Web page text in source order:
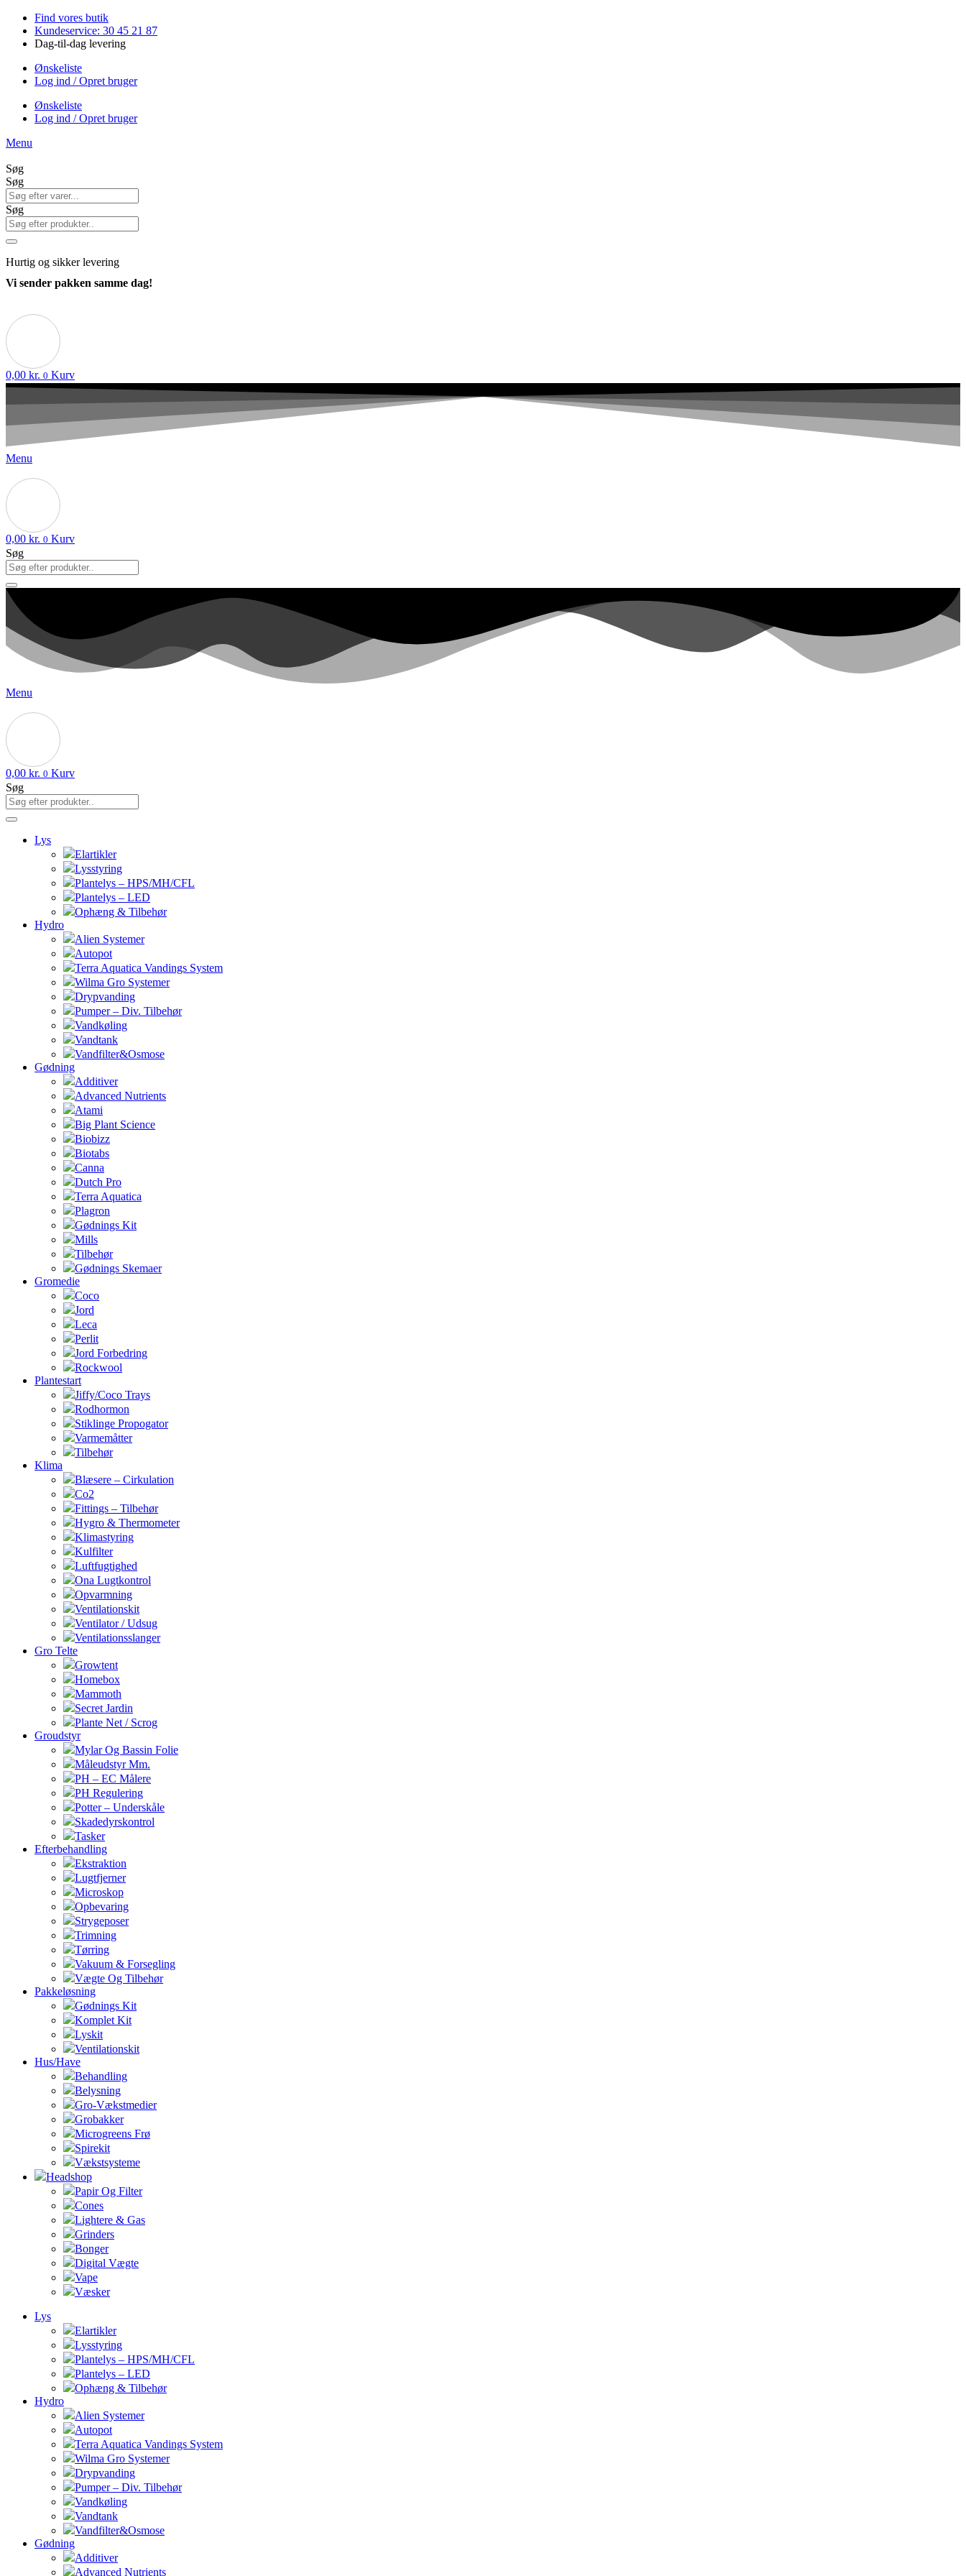
Videre
indhold
Find vores butik
Kundeservice: 30 45 21 87
Dag-til-dag levering
Ønskeliste
Log ind / Opret bruger
Ønskeliste
Log ind / Opret bruger
Menu
Søg
Søg
Søg
Hurtig og sikker levering
Vi sender pakken samme dag!
0,00 kr. 0 Kurv
Menu
0,00 kr. 0 Kurv
Søg
Menu
0,00 kr. 0 Kurv
Søg
Lys
Elartikler
Lysstyring
Plantelys – HPS/MH/CFL
Plantelys – LED
Ophæng & Tilbehør
Hydro
Alien Systemer
Autopot
Terra Aquatica Vandings System
Wilma Gro Systemer
Drypvanding
Pumper – Div. Tilbehør
Vandkøling
Vandtank
Vandfilter&Osmose
Gødning
Additiver
Advanced Nutrients
Atami
Big Plant Science
Biobizz
Biotabs
Canna
Dutch Pro
Terra Aquatica
Plagron
Gødnings Kit
Mills
Tilbehør
Gødnings Skemaer
Gromedie
Coco
Jord
Leca
Perlit
Jord Forbedring
Rockwool
Plantestart
Jiffy/Coco Trays
Rodhormon
Stiklinge Propogator
Varmemåtter
Tilbehør
Klima
Blæsere – Cirkulation
Co2
Fittings – Tilbehør
Hygro & Thermometer
Klimastyring
Kulfilter
Luftfugtighed
Ona Lugtkontrol
Opvarmning
Ventilationskit
Ventilator / Udsug
Ventilationsslanger
Gro Telte
Growtent
Homebox
Mammoth
Secret Jardin
Plante Net / Scrog
Groudstyr
Mylar Og Bassin Folie
Måleudstyr Mm.
PH – EC Målere
PH Regulering
Potter – Underskåle
Skadedyrskontrol
Tasker
Efterbehandling
Ekstraktion
Lugtfjerner
Microskop
Opbevaring
Strygeposer
Trimning
Tørring
Vakuum & Forsegling
Vægte Og Tilbehør
Pakkeløsning
Gødnings Kit
Komplet Kit
Lyskit
Ventilationskit
Hus/Have
Behandling
Belysning
Gro-Vækstmedier
Grobakker
Microgreens Frø
Spirekit
Vækstsysteme
Headshop
Papir Og Filter
Cones
Lightere & Gas
Grinders
Bonger
Digital Vægte
Vape
Væsker
Lys
Elartikler
Lysstyring
Plantelys – HPS/MH/CFL
Plantelys – LED
Ophæng & Tilbehør
Hydro
Alien Systemer
Autopot
Terra Aquatica Vandings System
Wilma Gro Systemer
Drypvanding
Pumper – Div. Tilbehør
Vandkøling
Vandtank
Vandfilter&Osmose
Gødning
Additiver
Advanced Nutrients